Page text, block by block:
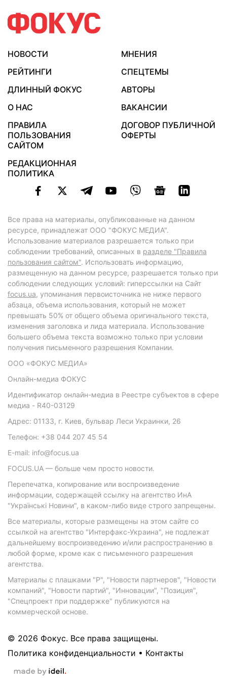
НОВОСТИ
МНЕНИЯ
РЕЙТИНГИ
СПЕЦТЕМЫ
ДЛИННЫЙ ФОКУС
АВТОРЫ
О НАС
ВАКАНСИИ
ПРАВИЛА
ПОЛЬЗОВАНИЯ
САЙТОМ
ДОГОВОР ПУБЛИЧНОЙ
ОФЕРТЫ
РЕДАКЦИОННАЯ
ПОЛИТИКА
Все права на материалы, опубликованные на данном
ресурсе, принадлежат ООО "ФОКУС МЕДИА".
Использование материалов разрешается только при
соблюдении требований, описанных в разделе "Правила
пользования сайтом". Использовать информацию,
размещенную на данном ресурсе, разрешается только при
соблюдении следующих условий: гиперссылки на Сайт
focus.ua, упоминания первоисточника не ниже первого
абзаца, объема использования, который не может
превышать 50% от общего объема оригинального текста,
изменения заголовка и лида материала. Использование
большего объема текста возможно только при условии
получения письменного разрешения Компании.
ООО «ФОКУС МЕДИА»
Онлайн-медиа ФОКУС
Идентификатор онлайн-медиа в Реестре субъектов в сфере
медиа - R40-03129
Адрес: 01133, г. Киев, бульвар Леси Украинки, 26
Телефон: +38 044 207 45 54
E-mail: info@focus.ua
FOCUS.UA — больше чем просто новости.
Перепечатка, копирование или воспроизведение
информации, содержащей ссылку на агентство ИнА
"Українські Новини", в каком-либо виде строго запрещены.
Все материалы, которые размещены на этом сайте со
ссылкой на агентство "Интерфакс-Украина", не подлежат
дальнейшему воспроизведению и/или распространению в
любой форме, кроме как с письменного разрешения
агентства.
Материалы с плашками "Р", "Новости партнеров", "Новости
компаний", "Новости партий", "Инновации", "Позиция",
"Спецпроект при поддержке" публикуются на
коммерческой основе.
© 2026 Фокус. Все права защищены.
Политика конфиденциальности • Контакты